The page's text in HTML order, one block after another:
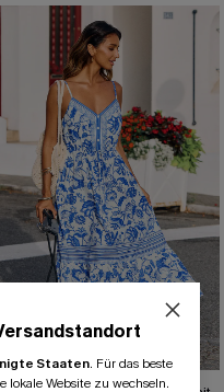
Staaten. Für das beste
lokale Website zu wechseln.